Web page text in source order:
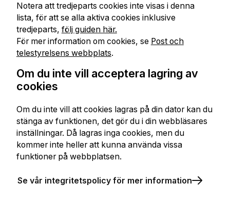
Notera att tredjeparts cookies inte visas i denna
lista, för att se alla aktiva cookies inklusive
tredjeparts, följ guiden här.
För mer information om cookies, se Post och
telestyrelsens webbplats.
Om du inte vill acceptera lagring av
cookies
Om du inte vill att cookies lagras på din dator kan du
stänga av funktionen, det gör du i din webbläsares
inställningar. Då lagras inga cookies, men du
kommer inte heller att kunna använda vissa
funktioner på webbplatsen.
Se vår integritetspolicy för mer information